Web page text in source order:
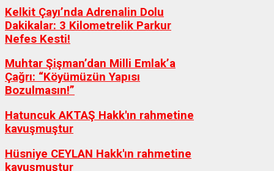
Kelkit Çayı’nda Adrenalin Dolu
Dakikalar: 3 Kilometrelik Parkur
Nefes Kesti!
Muhtar Şişman’dan Milli Emlak’a
Çağrı: “Köyümüzün Yapısı
Bozulmasın!”
Hatuncuk AKTAŞ Hakk'ın rahmetine
kavuşmuştur
Hüsniye CEYLAN Hakk'ın rahmetine
kavuşmuştur